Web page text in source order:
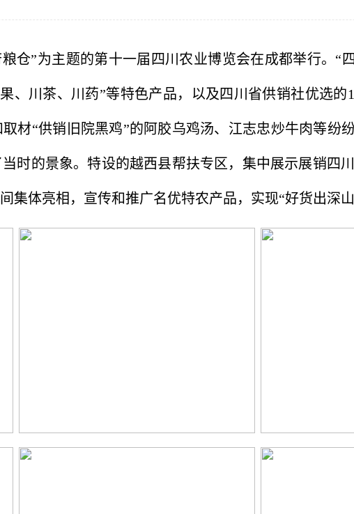
仓”为主题的第十一届四川农业博览会在成都举行。“
、川茶、川药”等特色产品，以及四川省供销社优选的
材“供销旧院黑鸡”的阿胶乌鸡汤、江志忠炒牛肉等纷
时的景象。特设的越西县帮扶专区，集中展示展销四
集体亮相，宣传和推广名优特农产品，实现“好货出深